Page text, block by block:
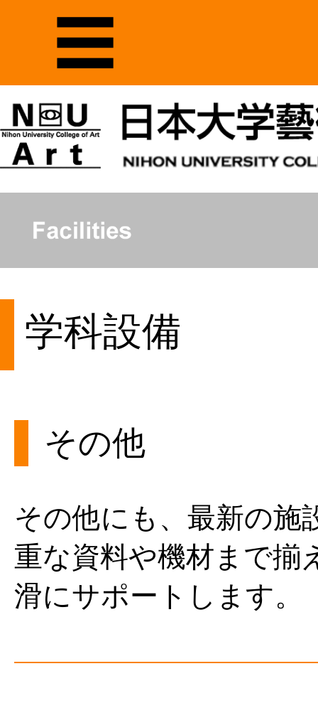
学科設備
その他
その他にも、最新の施
重な資料や機材まで揃
滑にサポートします。